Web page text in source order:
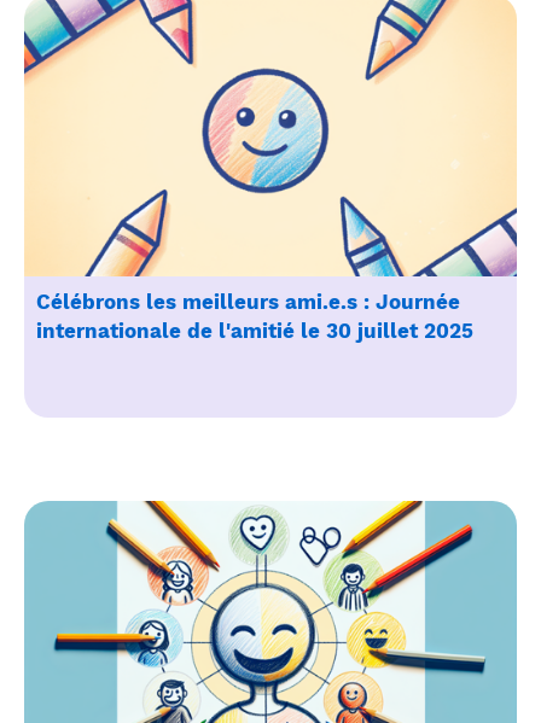
Célébrons les meilleurs ami.e.s : Journée
internationale de l'amitié le 30 juillet 2025